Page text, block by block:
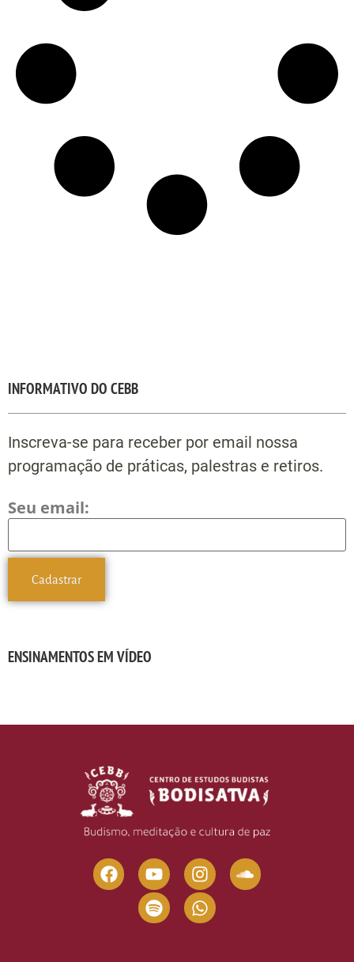
INFORMATIVO DO CEBB
Inscreva-se para receber por email nossa
programação de práticas, palestras e retiros.
Seu email:
ENSINAMENTOS EM VÍDEO